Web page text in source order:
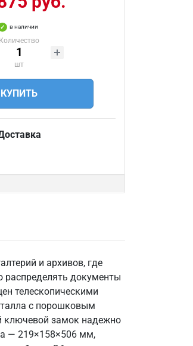
в наличии
Количество
шт
КУПИТЬ
и архивов, где
документы
телескопическими
с порошковым
ключевой замок надежно
— 219×158×506 мм,